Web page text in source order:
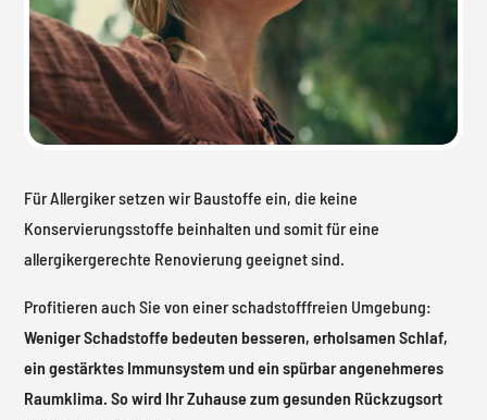
Für Allergiker setzen wir Baustoffe ein, die keine
Konservierungsstoffe beinhalten und somit für eine
allergikergerechte Renovierung geeignet sind.
Profitieren auch Sie von einer schadstofffreien Umgebung:
Weniger Schadstoffe bedeuten besseren, erholsamen Schlaf,
ein gestärktes Immunsystem und ein spürbar angenehmeres
Raumklima. So wird Ihr Zuhause zum gesunden Rückzugsort